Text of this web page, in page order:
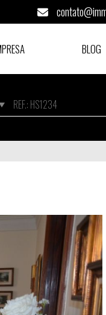
BLOG